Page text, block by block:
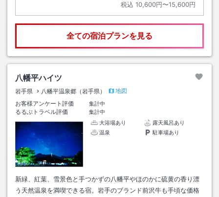
税込 10,600円〜15,600円
全ての宿泊プランを見る
八幡平ハイツ
岩手県 八幡平温泉郷（岩手県）
地図
お客様アンケート評価
集計中
るるぶトラベル評価
集計中
大浴場あり
露天風呂あり
温泉
駐車場あり
新緑、紅葉、雪景色と手つかずの八幡平やほのかに硫黄の香り漂
う天然温泉を満喫できる宿。岩手のブランド前沢牛も手頃な価格